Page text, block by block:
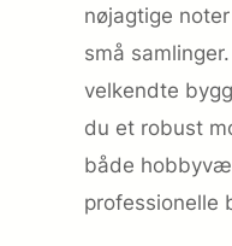
nøjagtige
små
velkendte
du et robust
både
professionelle